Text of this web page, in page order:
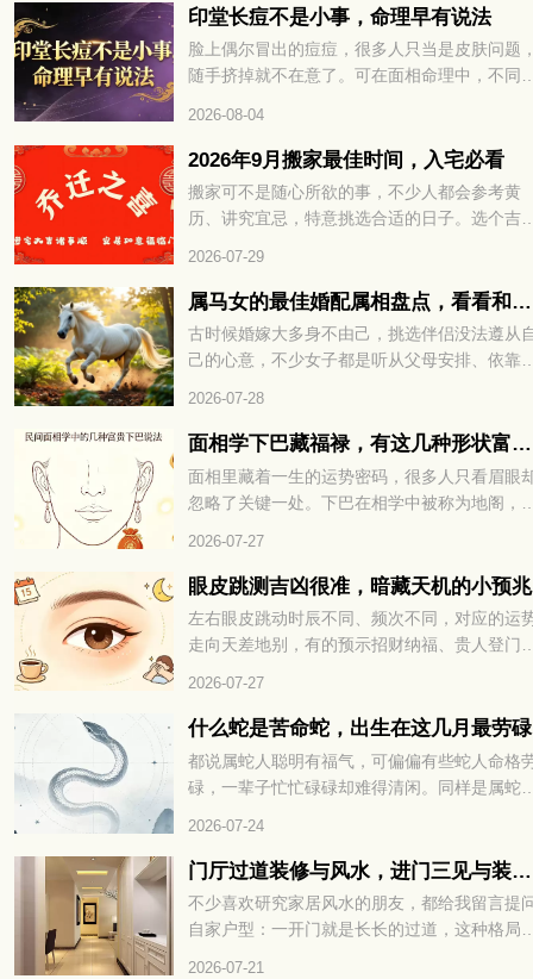
金鱼眼的人是什么性子，一生命运走势又如何
下面咱们就好好聊聊这种眼相的相关说法。
印堂长痘不是小事，命理早有说法
脸上偶尔冒出的痘痘，很多人只当是皮肤问题
随手挤掉就不在意了。可在面相命理中，不同
变化都关乎整体运程。千万不要觉得只是普通
火，印堂长痘不是小事，命理早有说法。想知
这究竟预示着什么，又该如何化解，不妨接着
下细看。
2026-08-04
2026年9月搬家最佳时间，入宅必看
搬家可不是随心所欲的事，不少人都会参考黄
历、讲究宜忌，特意挑选合适的日子。选个吉
友，可以先好好择个吉日再行动。选对日子，
后的生活也能过得顺顺利利。下面就来看看
年9月有哪些适合搬家的好日子。
2026-07-29
属马女的最佳婚配属相盘点，看看和谁更为契合
古时候婚嫁大多身不由己，挑选伴侣没法遵从
己的心意，不少女子都是听从父母安排、依靠
合的问题。所以古人常会借助生肖与五行的说
法，参考两人是否适合相伴一生。不少属马女
好奇，自己和什么属相的异性最为相配，下面
们就一起来看看。
2026-07-28
面相学下巴藏福禄，有这几种形状富贵不愁
面相里藏着一生的运势密码，很多人只看眉眼
忽略了关键一处。下巴在相学中被称为地阁，
层次与人生走向。面相学下巴藏福禄，有这几
形状富贵不愁，到底哪些下巴天生带财，赶紧
下一看便知！
2026-07-27
眼皮跳测吉凶很准，暗藏天机的小预兆
左右眼皮跳动时辰不同、频次不同，对应的运
走向天差地别，有的预示招财纳福、贵人登门
预判运势、规避霉运、接住好运。想知道自己
期眼皮跳动，究竟是吉兆还是凶兆？赶紧往下
细查看！
2026-07-27
什么蛇是苦命蛇，出生在这几月最劳碌
都说属蛇人聪明有福气，可偏偏有些蛇人命格
碌，一辈子忙忙碌碌却难得清闲。同样是属蛇
累。民间老辈常讲，生肖蛇里藏着 “苦命蛇”，
多和降生的时节息息相关，很多人到中年才恍
大悟。什么蛇是苦命蛇，出生在这几月最劳碌
2026-07-24
门厅过道装修与风水，进门三见与装修避坑指南
不少喜欢研究家居风水的朋友，都给我留言提
自家户型：一开门就是长长的过道，这种格局
2026-07-21